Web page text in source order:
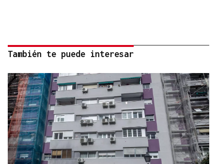
También te puede interesar